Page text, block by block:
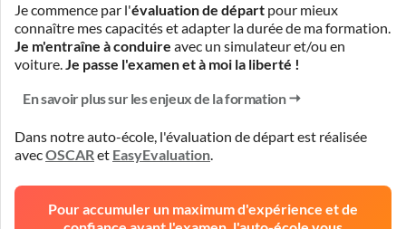
Je commence par l'évaluation de départ pour mieux
connaître mes capacités et adapter la durée de ma formation.
Je m'entraîne à conduire avec un simulateur et/ou en
voiture. Je passe l'examen et à moi la liberté !
En savoir plus sur les enjeux de la formation
Dans notre auto-école, l'évaluation de départ est réalisée
avecOSCAR et EasyEvaluation
Pour accumuler un maximum d'expérience et de